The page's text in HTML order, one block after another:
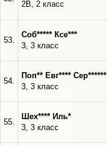
2В, 2 класс
53.
Соб***** Ксе***
3, 3 класс
54.
Поп** Евг**** Сер******
3, 3 класс
55.
Шех**** Иль*
3, 3 класс